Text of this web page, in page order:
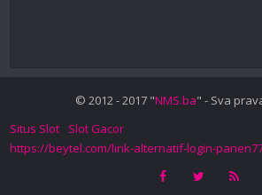
© 2012 - 2017 "NMS.ba" - Sva
Situs Slot
Slot Gacor
https://beytel.com/link-alternatif-login-